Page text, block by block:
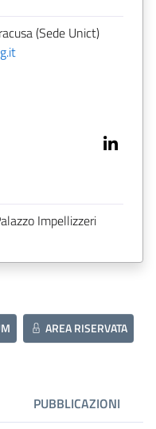
(Sede Unict)
Impellizzeri
AREA RISERVATA
PUBBLICAZIONI